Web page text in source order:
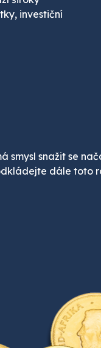
investiční
smysl snažit se
dále toto